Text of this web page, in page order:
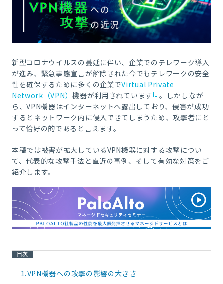
新型コロナウイルスの蔓延に伴い、企業でのテレワーク導入
が進み、緊急事態宣言が解除された今でもテレワークの安全
性を確保するために多くの企業でVirtual Private
Network（VPN）機器が利用されています [i]。しかしなが
ら、VPN機器はインターネットへ露出しており、侵害が成功
するとネットワーク内に侵入できてしまうため、攻撃者にと
って恰好の的であると言えます。
本稿では被害が拡大しているVPN機器に対する攻撃につい
て、代表的な攻撃手法と直近の事例、そして有効な対策をご
紹介します。
目次
1.VPN機器への攻撃の影響の大きさ